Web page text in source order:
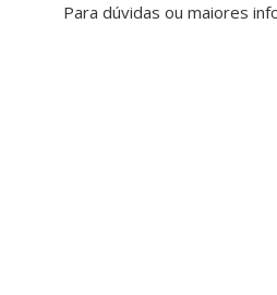
Para dúvidas ou maiores